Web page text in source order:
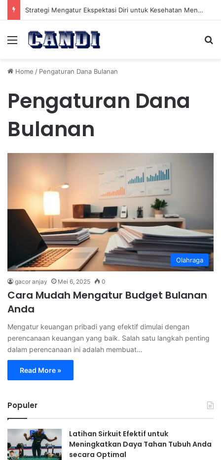
Strategi Mengatur Ekspektasi Diri untuk Kesehatan Mental yang Lebih Seimbang
Menu
Home / Pengaturan Dana Bulanan
Pengaturan Dana
Bulanan
Olahraga
gacor anjay Mei 6, 2025 0
Cara Mudah Mengatur Budget Bulanan
Anda
Mengatur keuangan pribadi yang efektif dimulai dengan
perencanaan keuangan yang baik. Salah satu langkah penting
dalam perencanaan ini adalah membuat…
Read More »
Populer
Latihan Sirkuit Efektif untuk
Meningkatkan Daya Tahan Tubuh Anda
secara Optimal